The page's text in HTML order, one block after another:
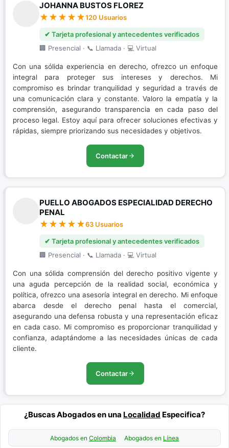
JOHANNA BUSTOS FLOREZ
120 Usuarios
✔ Tarjeta profesional y antecedentes verificados
🏢 Presencial · 📞 Llamada · 💻 Virtual
Con una sólida experiencia en derecho, ofrezco un enfoque
integral para proteger sus intereses y derechos. Mi
compromiso es brindar tranquilidad y seguridad a través de
una comunicación clara y constante. Valoro la empatía y la
comprensión, asegurando transparencia en cada paso del
proceso legal. Estoy aquí para ofrecer soluciones efectivas y
rápidas, siempre priorizando sus necesidades y objetivos.
Contactar
PUELLO ABOGADOS ESPECIALIDAD DERECHO
PENAL
63 Usuarios
✔ Tarjeta profesional y antecedentes verificados
🏢 Presencial · 📞 Llamada · 💻 Virtual
Con una sólida comprensión del derecho positivo vigente y
una aguda percepción de la realidad social, económica y
política, ofrezco una asesoría integral en derecho. Mi enfoque
abarca desde el derecho penal hasta el comercial,
asegurando una defensa robusta y una representación eficaz
en cada caso. Mi compromiso es proporcionar tranquilidad y
confianza, adaptándome a las necesidades únicas de cada
cliente.
Contactar
¿Buscas Abogados en una Localidad Especifica?
Abogados en Colombia Abogados en Línea